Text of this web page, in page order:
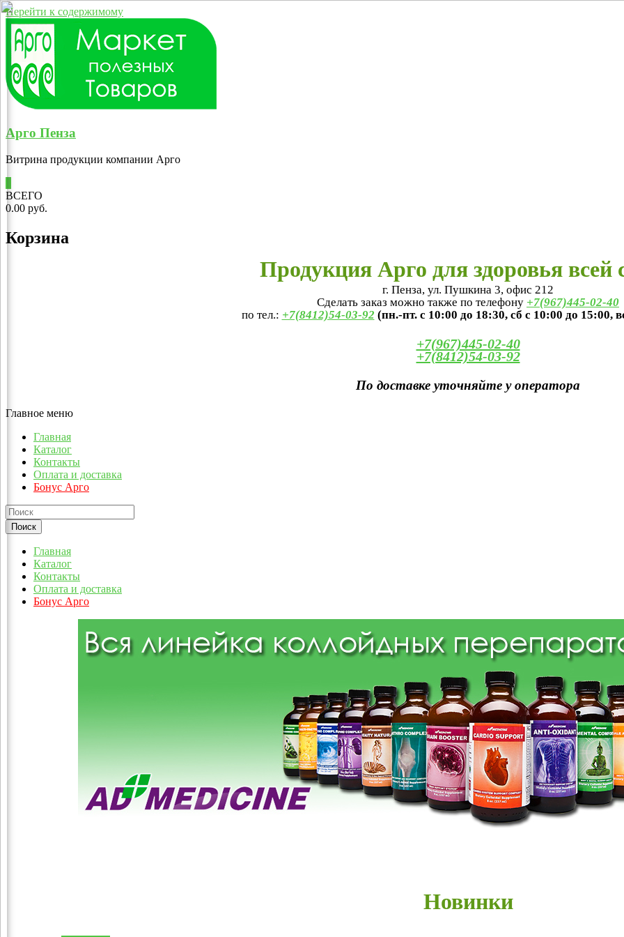
Перейти к содержимому
Арго Пенза
Витрина продукции компании Арго
ВСЕГО
0.00 руб.
Корзина
Продукция Арго для здоровья всей
г. Пенза, ул. Пушкина 3, офис 212
Сделать заказ можно также по телефону +7(967)445-02-40
по тел.: +7(8412)54-03-92 (пн.-пт. с 10:00 до 18:30, сб с 10:00 до 15:00,
+7(967)445-02-40
+7(8412)54-03-92
По доставке уточняйте у оператора
Главное меню
Главная
Каталог
Контакты
Оплата и доставка
Бонус Арго
Главная
Каталог
Контакты
Оплата и доставка
Бонус Арго
Новинки